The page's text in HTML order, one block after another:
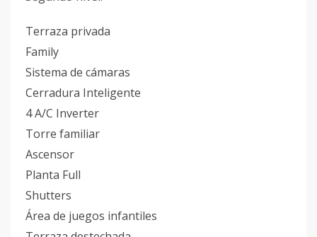
Terraza privada
Family
Sistema de cámaras
Cerradura Inteligente
4 A/C Inverter
Torre familiar
Ascensor
Planta Full
Shutters
Área de juegos infantiles